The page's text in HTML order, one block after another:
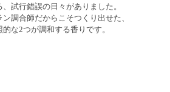
試行錯誤の日々がありました。
調合師だからこそつくり出せた、
な2つが調和する香りです。